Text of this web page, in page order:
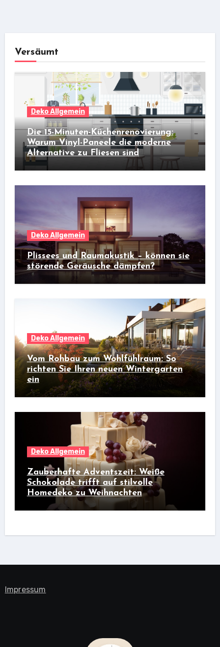
Versäumt
Deko Allgemein
Die 15-Minuten-Küchenrenovierung:
Warum Vinyl-Paneele die moderne
Alternative zu Fliesen sind
Deko Allgemein
Plissees und Raumakustik – können sie
störende Geräusche dämpfen?
Deko Allgemein
Vom Rohbau zum Wohlfühlraum: So
richten Sie Ihren neuen Wintergarten
ein
Deko Allgemein
Zauberhafte Adventszeit: Weiße
Schokolade trifft auf stilvolle
Homedeko zu Weihnachten
Impressum